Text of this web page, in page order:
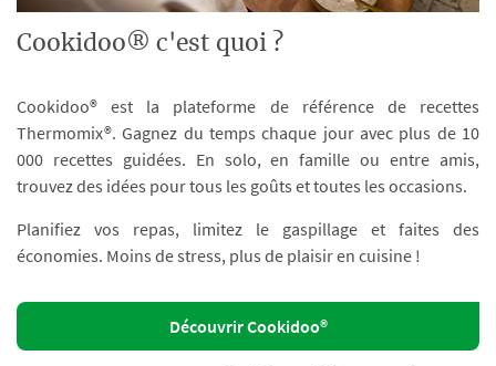
Cookidoo® c'est quoi ?
Cookidoo® est la plateforme de référence de recettes
Thermomix®. Gagnez du temps chaque jour avec plus de 10
000 recettes guidées. En solo, en famille ou entre amis,
trouvez des idées pour tous les goûts et toutes les occasions.
Planifiez vos repas, limitez le gaspillage et faites des
économies. Moins de stress, plus de plaisir en cuisine !
Découvrir Cookidoo®